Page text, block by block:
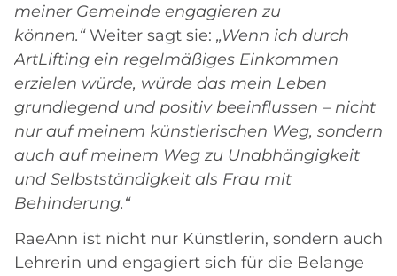
meiner Gemeinde engagieren zu
können.“Weiter sagt sie: „Wenn ich durch
ArtLifting ein regelmäßiges Einkommen
erzielen würde, würde das mein Leben
grundlegend und positiv beeinflussen – nicht
nur auf meinem künstlerischen Weg, sondern
auch auf meinem Weg zu Unabhängigkeit
und Selbstständigkeit als Frau mit
Behinderung.“
RaeAnn ist nicht nur Künstlerin, sondern auch
Lehrerin und engagiert sich für die Belange